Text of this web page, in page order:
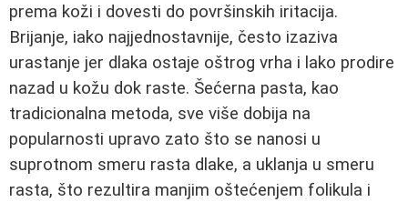
prema koži i dovesti do površinskih iritacija.
Brijanje, iako najjednostavnije, često izaziva
urastanje jer dlaka ostaje oštrog vrha i lako prodire
nazad u kožu dok raste. Šećerna pasta, kao
tradicionalna metoda, sve više dobija na
popularnosti upravo zato što se nanosi u
suprotnom smeru rasta dlake, a uklanja u smeru
rasta, što rezultira manjim oštećenjem folikula i